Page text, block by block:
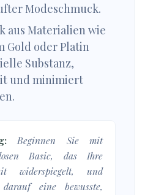
Modeschmuck.
aus Materialien wie
Gold oder Platin
Substanz,
und minimiert
Beginnen Sie mit
Basic, das Ihre
widerspiegelt, und
eine bewusste,